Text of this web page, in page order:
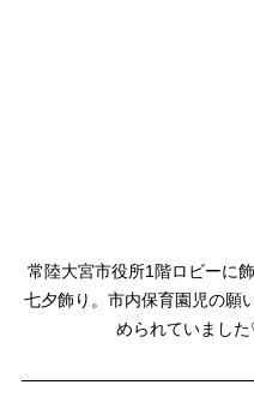
常陸大宮市役所1階ロビーに
七夕飾り。市内保育園児の願
められていまし